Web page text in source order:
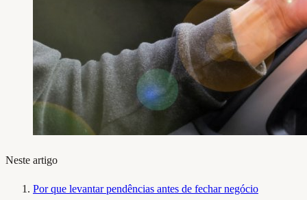
Neste artigo
Por que levantar pendências antes de fechar negócio